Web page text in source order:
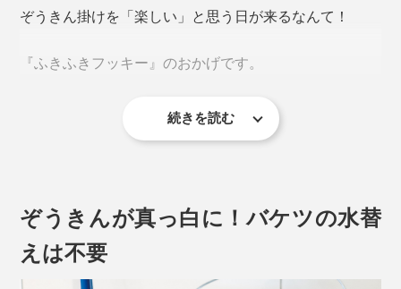
ぞうきん掛けを「楽しい」と思う日が来るなんて！
『ふきふきフッキー』のおかげです。
続きを読む
ぞうきんが真っ白に！バケツの水替
えは不要